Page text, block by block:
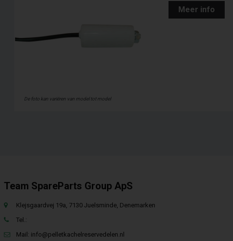
De foto kan variëren van model tot model
Meer info
Team SpareParts Group ApS
Klejsgaardvej 19a, 7130 Juelsminde, Denemarken
Tel.:
Mail: info@pelletkachelreservedelen.nl